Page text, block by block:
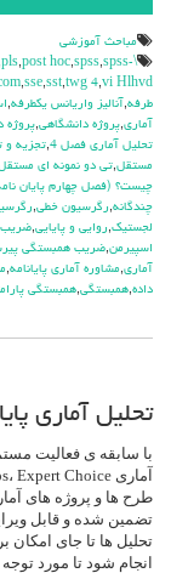
مباحث آموزشي
\hdhdd
pls,post hoc,spss,spss-
,sse,sst,twg 4,vi Hlhvd
طرفه,آناليز واريانس يکطرفه,
آماري,پروژه دانشگاهي,پروژه
تحليل آماري فصل 4
,تجزيه و
مستقل,تي دو نمونه اي
چیست؟ (فصل چهارم پایان
چندگانه,رگرسيون خطي,
لجستيک,روايي و پايايي,ضريب
اسپيرمن,ضريب همبستگي
آماري,مشاوره آماري پايانامه,
داده,همبستگي,همبستگي
تحلیل آماری
با سابقه ی فعالیت
طرح ها و پروژه های
تضمین شده و قابل
تحلیل ها تا جای
انجام شود تا مورد